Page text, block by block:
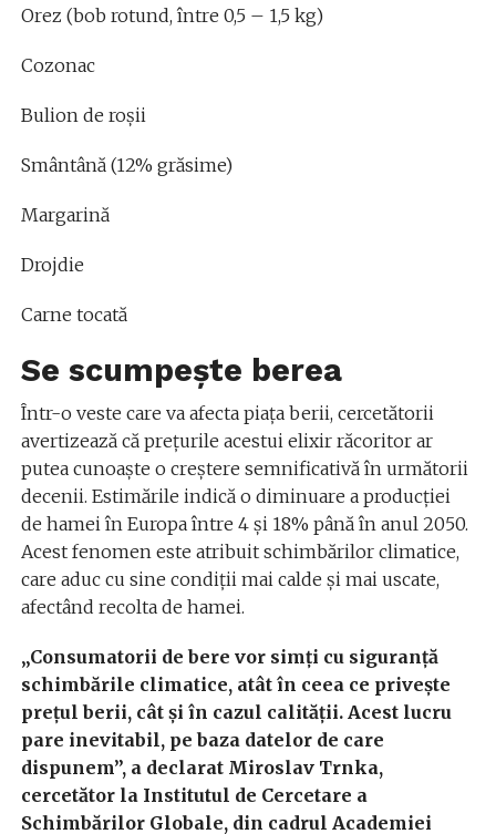
Orez (bob rotund, între 0,5 – 1,5 kg)
Cozonac
Bulion de roșii
Smântână (12% grăsime)
Margarină
Drojdie
Carne tocată
Se scumpește berea
Într-o veste care va afecta piața berii, cercetătorii
avertizează că prețurile acestui elixir răcoritor ar
putea cunoaște o creștere semnificativă în următorii
decenii. Estimările indică o diminuare a producției
de hamei în Europa între 4 și 18% până în anul 2050.
Acest fenomen este atribuit schimbărilor climatice,
care aduc cu sine condiții mai calde și mai uscate,
afectând recolta de hamei.
„Consumatorii de bere vor simți cu siguranță
schimbările climatice, atât în ceea ce privește
prețul berii, cât și în cazul calității. Acest lucru
pare inevitabil, pe baza datelor de care
dispunem”, a declarat Miroslav Trnka,
cercetător la Institutul de Cercetare a
Schimbărilor Globale, din cadrul Academiei